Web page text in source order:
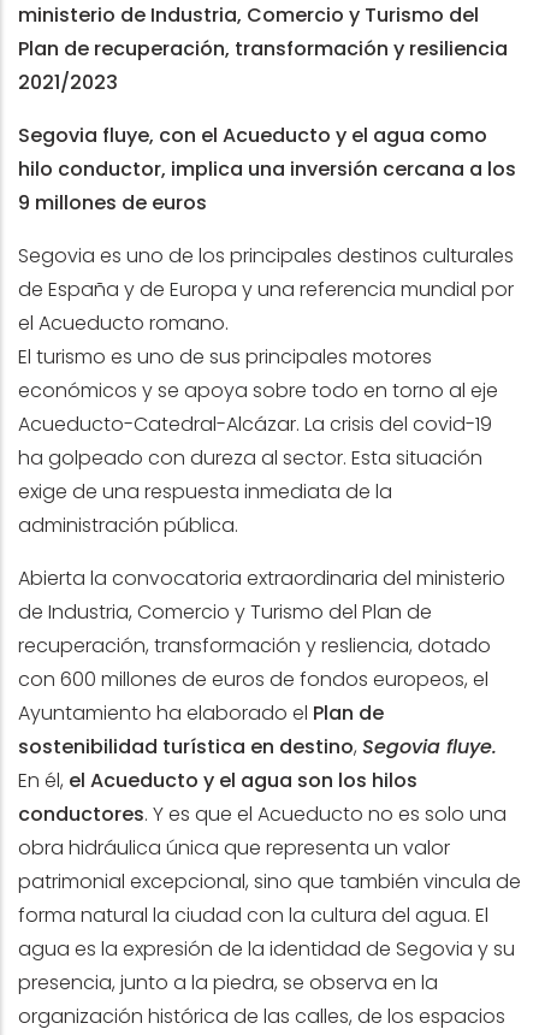
ministerio de Industria, Comercio y Turismo del
Plan de recuperación, transformación y resiliencia
2021/2023
Segovia fluye, con el Acueducto y el agua como
hilo conductor, implica una inversión cercana a los
9 millones de euros
Segovia es uno de los principales destinos culturales
de España y de Europa y una referencia mundial por
el Acueducto romano.
El turismo es uno de sus principales motores
económicos y se apoya sobre todo en torno al eje
Acueducto-Catedral-Alcázar. La crisis del covid-19
ha golpeado con dureza al sector. Esta situación
exige de una respuesta inmediata de la
administración pública.
Abierta la convocatoria extraordinaria del ministerio
de Industria, Comercio y Turismo del Plan de
recuperación, transformación y resliencia, dotado
con 600 millones de euros de fondos europeos, el
Ayuntamiento ha elaborado el Plan de
sostenibilidad turística en destino, Segovia fluye.
En él, el Acueducto y el agua son los hilos
conductores. Y es que el Acueducto no es solo una
obra hidráulica única que representa un valor
patrimonial excepcional, sino que también vincula de
forma natural la ciudad con la cultura del agua. El
agua es la expresión de la identidad de Segovia y su
presencia, junto a la piedra, se observa en la
organización histórica de las calles, de los espacios